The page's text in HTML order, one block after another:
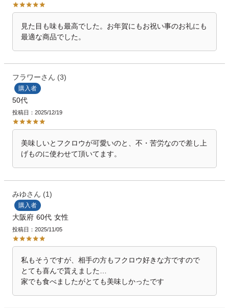
見た目も味も最高でした。お年賀にもお祝い事のお礼にも
最適な商品でした。
フラワー 3
購入者
50代
投稿日 2025/12/19
美味しいとフクロウが可愛いのと、不・苦労なので差し上
げものに使わせて頂いてます。
みゆ 1
購入者
大阪府 60代 女性
投稿日 2025/11/05
私もそうですが、相手の方もフクロウ好きな方ですので
とても喜んで貰えました…
家でも食べましたがとても美味しかったです